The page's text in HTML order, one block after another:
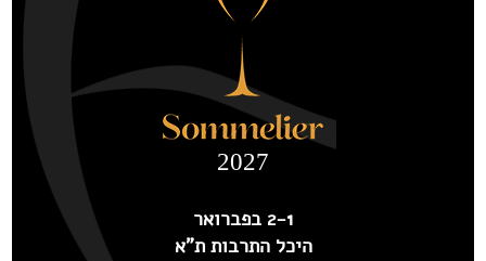
2027
2-1 בפברואר
היכל התרבות ת"א